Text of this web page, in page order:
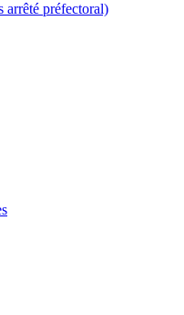
arrêté préfectoral)